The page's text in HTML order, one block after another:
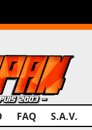
FAQ S.A.V.